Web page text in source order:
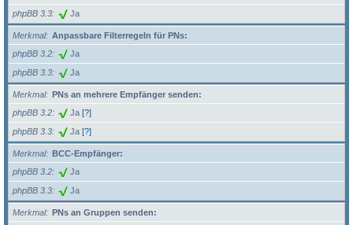
phpBB 3.3 Ja
Merkmal
Anpassbare Filterregeln für PNs:
phpBB 3.2
Ja
phpBB 3.3 Ja
Merkmal
PNs an mehrere Empfänger senden:
phpBB 3.2
Ja [?]
phpBB 3.3 Ja [?]
Merkmal
BCC-Empfänger:
phpBB 3.2
Ja
phpBB 3.3 Ja
Merkmal
PNs an Gruppen senden: